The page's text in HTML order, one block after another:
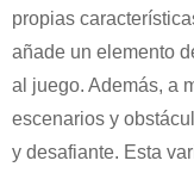
propias
añade un elemento
al juego. Además, a
escenarios y
y desafiante. Esta